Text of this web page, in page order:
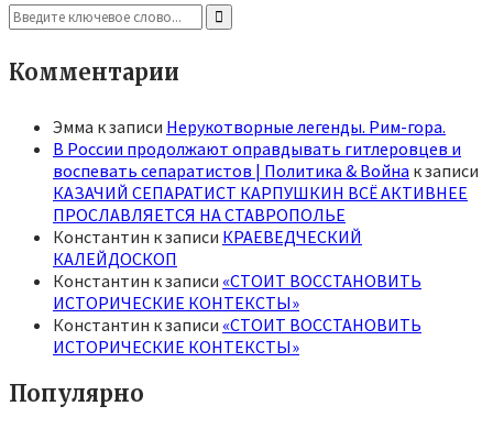
Search
for:
Search
Комментарии
Эмма к записи Нерукотворные легенды. Рим-гора.
В России продолжают оправдывать гитлеровцев и
воспевать сепаратистов | Политика & Война к записи
КАЗАЧИЙ СЕПАРАТИСТ КАРПУШКИН ВСЁ АКТИВНЕЕ
ПРОСЛАВЛЯЕТСЯ НА СТАВРОПОЛЬЕ
Константин к записи КРАЕВЕДЧЕСКИЙ
КАЛЕЙДОСКОП
Константин к записи «СТОИТ ВОССТАНОВИТЬ
ИСТОРИЧЕСКИЕ КОНТЕКСТЫ»
Константин к записи «СТОИТ ВОССТАНОВИТЬ
ИСТОРИЧЕСКИЕ КОНТЕКСТЫ»
Популярно